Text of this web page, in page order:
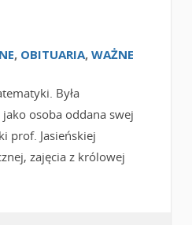
, OBITUARIA, WAŻNE
Była
osoba oddana swej
prof. Jasieńskiej
zajęcia z królowej